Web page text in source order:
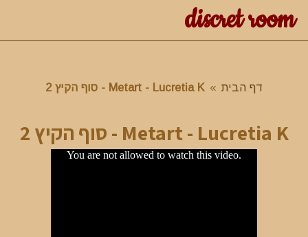
discret room
דף הבית » Metart - Lucretia K - סוף הקיץ 2
Metart - Lucretia K - סוף הקיץ 2